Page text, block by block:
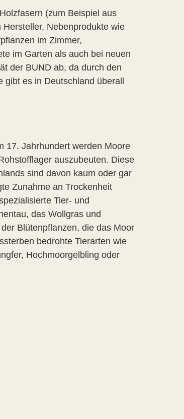
(zum Beispiel aus
Nebenprodukte wie
im Zimmer,
im Garten als auch bei neuen
der BUND ab, da durch den
es in Deutschland überall
17. Jahrhundert werden Moore
auszubeuten. Diese
sind davon kaum oder gar
Zunahme an Trockenheit
Tier- und
das Wollgras und
Blütenpflanzen, die das Moor
bedrohte Tierarten wie
Hochmoorgelbling oder